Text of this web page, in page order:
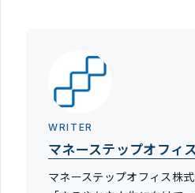
WRITER
マネーステップオフィ
マネーステップオフィス株